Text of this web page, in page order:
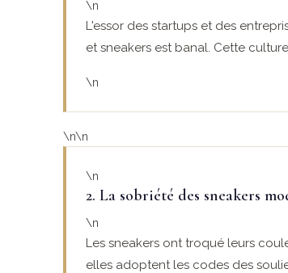
\n
L'essor des startups et des
et sneakers est banal. Cette
\n
\n\n
\n
2. La sobriété des sneakers
\n
Les sneakers ont troqué leurs
elles adoptent les codes des